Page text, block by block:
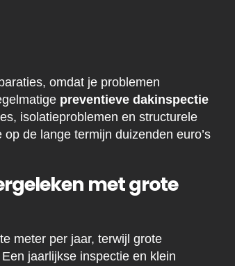
omdat je problemen
preventieve dakinspectie
isolatieproblemen en structurele
de lange termijn duizenden euro’s
met grote
meter per jaar, terwijl grote
jaarlijkse inspectie en klein